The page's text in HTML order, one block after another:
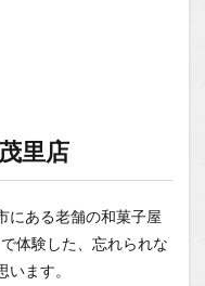
里店
にある老舗の和菓子屋
体験した、忘れられな
ます。